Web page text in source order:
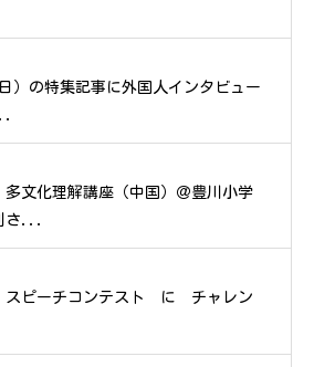
）の特集記事に外国人インタビュー
多文化理解講座（中国）＠豊川小学
さ...
スピーチコンテスト に チャレン